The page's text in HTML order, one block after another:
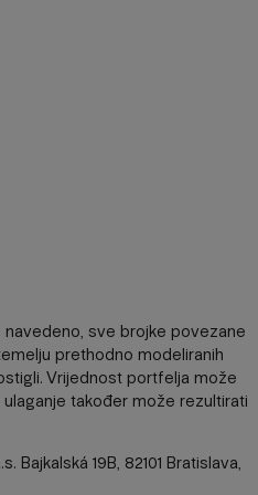
navedeno, sve brojke povezane
prethodno modeliranih
Vrijednost portfelja može
također može rezultirati
Bajkalská 19B, 82101 Bratislava,